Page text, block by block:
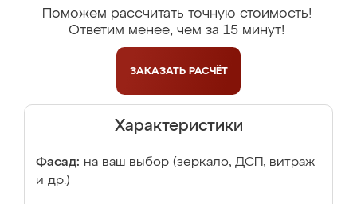
Поможем рассчитать точную стоимость!
Ответим менее, чем за 15 минут!
ЗАКАЗАТЬ РАСЧЁТ
Характеристики
Фасад: на ваш выбор (зеркало, ДСП, витраж
и др.)